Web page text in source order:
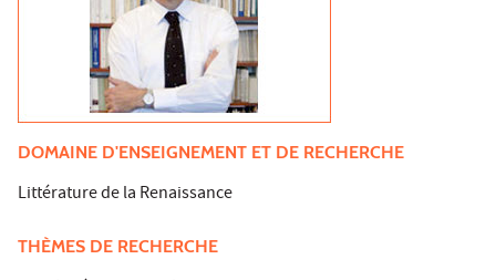
DOMAINE D'ENSEIGNEMENT ET DE RECHERCHE
Littérature de la Renaissance
THÈMES DE RECHERCHE